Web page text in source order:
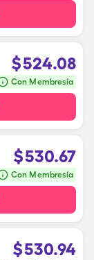
$524.08
Con Membresía
$530.67
Con Membresía
$530.94